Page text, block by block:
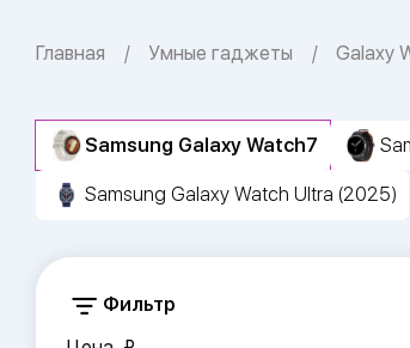
Главная Умные гаджеты Galaxy
Samsung Galaxy Watch7
Samsung Galaxy Watch Ultra (2025)
Фильтр